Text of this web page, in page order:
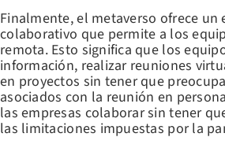
Finalmente, el metaverso ofrece
colaborativo que permite a los
remota. Esto significa que los
información, realizar reuniones
en proyectos sin tener que
asociados con la reunión en
las empresas colaborar sin tener
las limitaciones impuestas por la